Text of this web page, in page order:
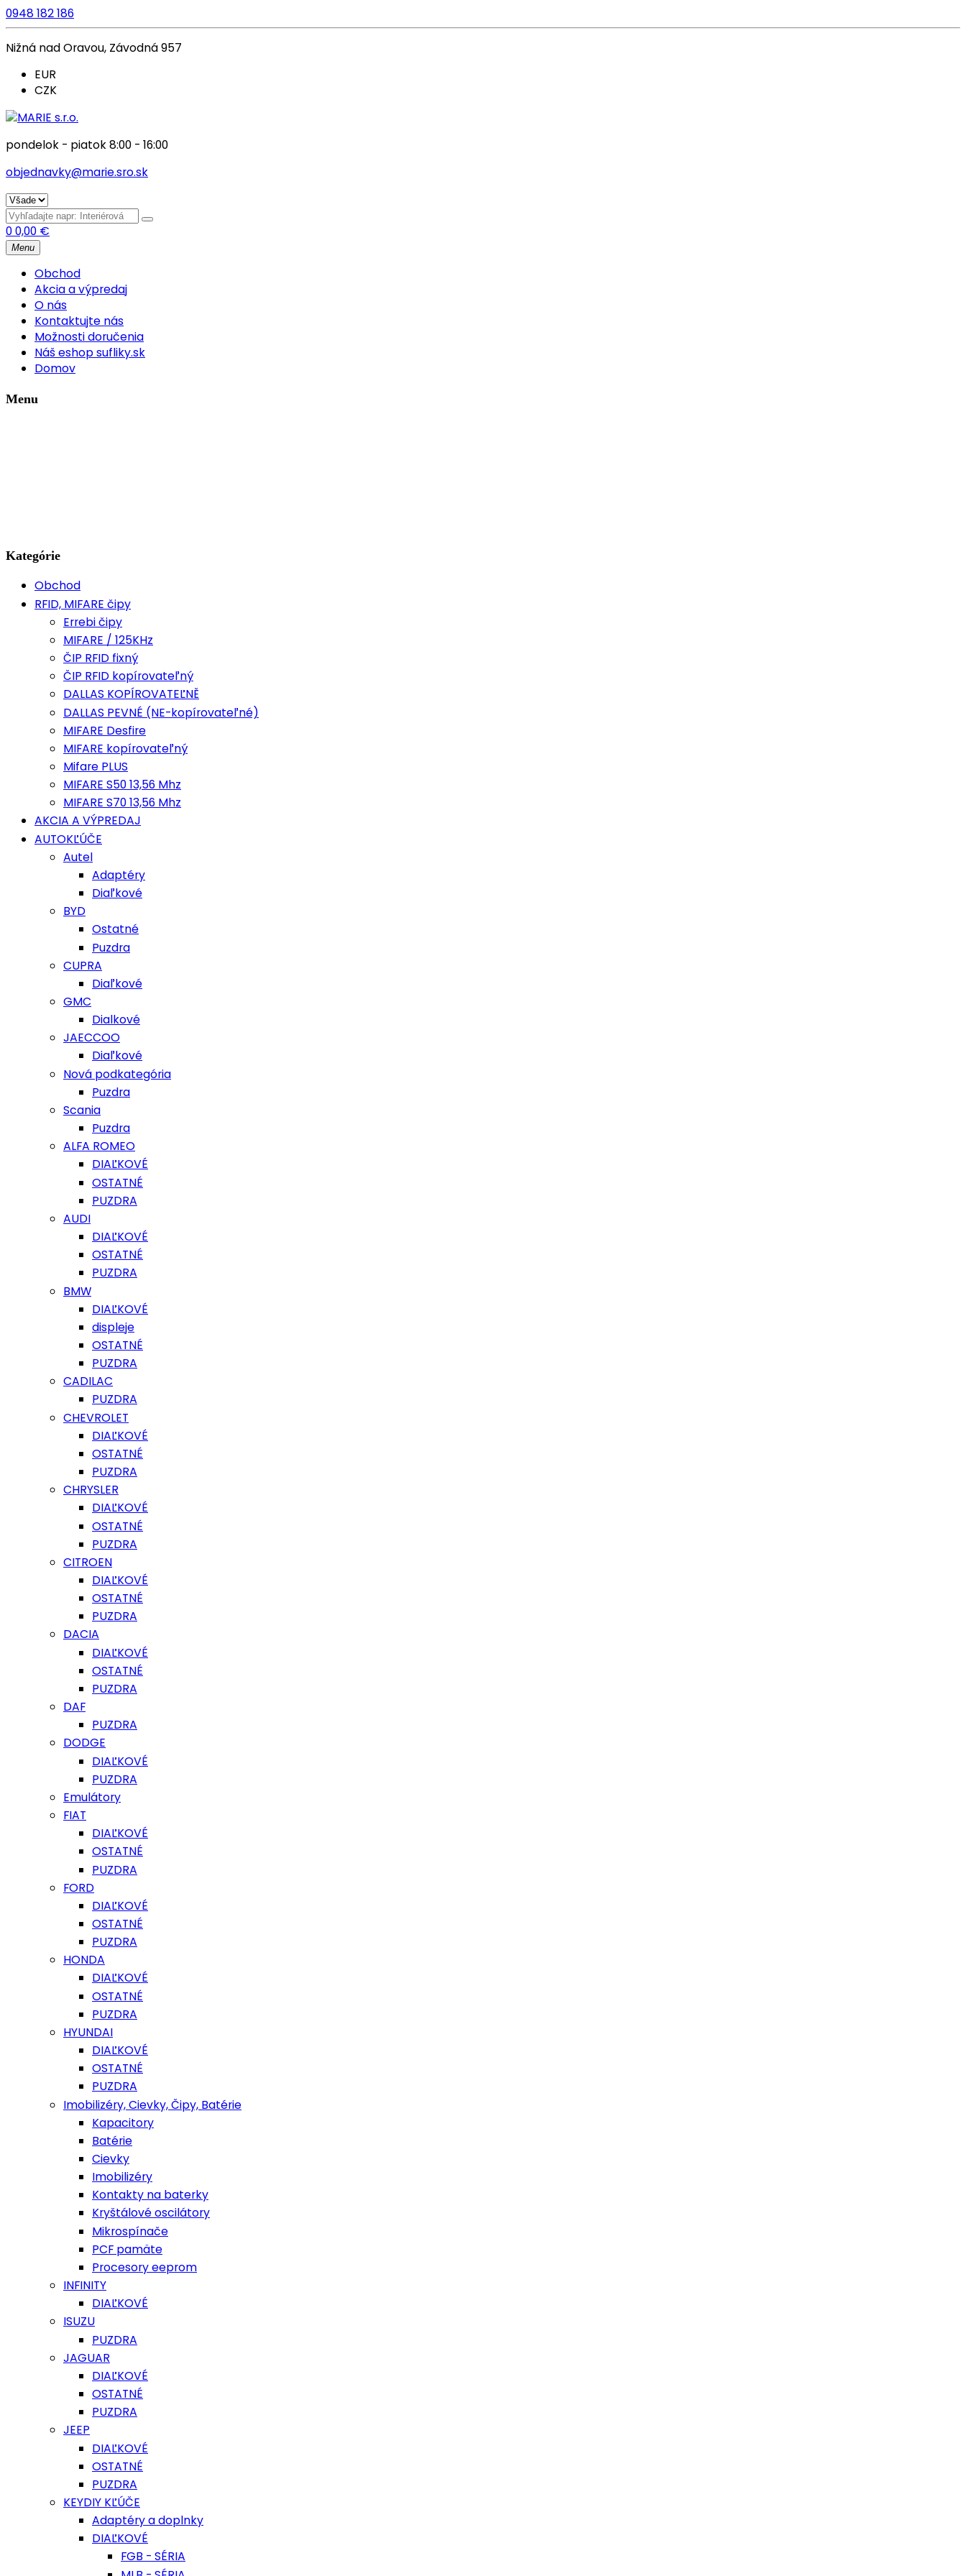
0948 182 186
Nižná nad Oravou, Závodná 957
EUR
CZK
pondelok - piatok 8:00 - 16:00
objednavky@marie.sro.sk
00,00 €
Menu
Obchod
Akcia a výpredaj
O nás
Kontaktujte nás
Možnosti doručenia
Náš eshop sufliky.sk
Domov
Menu
Kategórie
Obchod
RFID, MIFARE čipy
Errebi čipy
MIFARE / 125KHz
ČIP RFID fixný
ČIP RFID kopírovateľný
DALLAS KOPÍROVATEĽNĚ
DALLAS PEVNÉ (NE-kopírovateľné)
MIFARE Desfire
MIFARE kopírovateľný
Mifare PLUS
MIFARE S50 13,56 Mhz
MIFARE S70 13,56 Mhz
AKCIA A VÝPREDAJ
AUTOKĽÚČE
Autel
Adaptéry
Diaľkové
BYD
Ostatné
Puzdra
CUPRA
Diaľkové
GMC
Dialkové
JAECCOO
Diaľkové
Nová podkategória
Puzdra
Scania
Puzdra
ALFA ROMEO
DIAĽKOVÉ
OSTATNÉ
PUZDRA
AUDI
DIAĽKOVÉ
OSTATNÉ
PUZDRA
BMW
DIAĽKOVÉ
displeje
OSTATNÉ
PUZDRA
CADILAC
PUZDRA
CHEVROLET
DIAĽKOVÉ
OSTATNÉ
PUZDRA
CHRYSLER
DIAĽKOVÉ
OSTATNÉ
PUZDRA
CITROEN
DIAĽKOVÉ
OSTATNÉ
PUZDRA
DACIA
DIAĽKOVÉ
OSTATNÉ
PUZDRA
DAF
PUZDRA
DODGE
DIAĽKOVÉ
PUZDRA
Emulátory
FIAT
DIAĽKOVÉ
OSTATNÉ
PUZDRA
FORD
DIAĽKOVÉ
OSTATNÉ
PUZDRA
HONDA
DIAĽKOVÉ
OSTATNÉ
PUZDRA
HYUNDAI
DIAĽKOVÉ
OSTATNÉ
PUZDRA
Imobilizéry, Cievky, Čipy, Batérie
Kapacitory
Batérie
Cievky
Imobilizéry
Kontakty na baterky
Kryštálové oscilátory
Mikrospínače
PCF pamäte
Procesory eeprom
INFINITY
DIAĽKOVÉ
ISUZU
PUZDRA
JAGUAR
DIAĽKOVÉ
OSTATNÉ
PUZDRA
JEEP
DIAĽKOVÉ
OSTATNÉ
PUZDRA
KEYDIY KĽÚČE
Adaptéry a doplnky
DIAĽKOVÉ
FGB - SÉRIA